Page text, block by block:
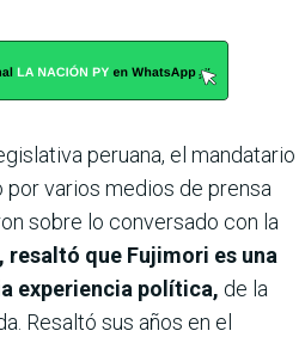
peruana, el mandatario
por varios medios de prensa
sobre lo conversado con la
resaltó que Fujimori es una
experiencia política, de la
Resaltó sus años en el